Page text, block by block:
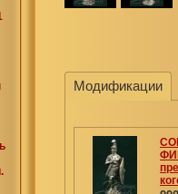
Модификации